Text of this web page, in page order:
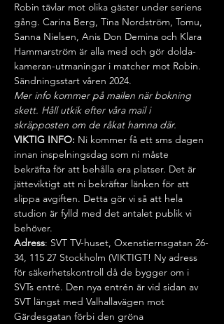
Robin tävlar mot olika gäster under seriens
gång. Carina Berg, Tina Nordström, Tomu,
Sanna Nielsen, Anis Don Demina och Klara
Hammarström är alla med och gör dolda-
kameran-utmaningar i matcher mot Robin.
Sändningsstart våren 2024.
Mer info kommer på mailen när bokning
skett. Håll utkik efter våra mail i
skräpposten om de råkat hamna där.
VIKTIG INFO: Ni kommer få ett sms dagen
innan inspelningsdag som ni måste
bekräfta för att behålla era platser. Det är
jätteviktigt att ni bekräftar länken för att
slippa avgiften. Detta gör vi så att hela
studion är fylld med det antalet publik vi
behöver.
Adress: SVT TV-huset, Oxenstiernsgatan 26-
34, 115 27 Stockholm (VIKTIGT! Ny adress
för säkerhetskontroll då de bygger om i
SVTs entré. Den nya entrén är vid sidan av
SVT längst med Valhallavägen mot
Gärdesgatan förbi den gröna